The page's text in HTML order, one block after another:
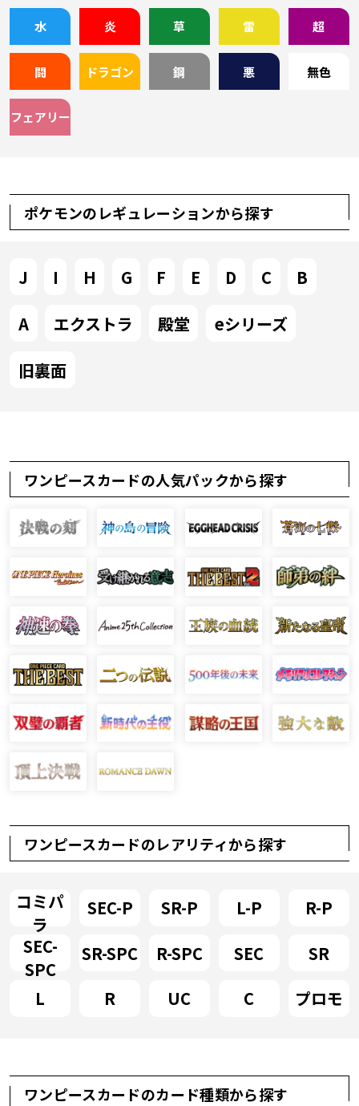
水 炎 草 雷 超
闘 ドラゴン 鋼 悪 無色
フェアリー
ポケモンのレギュレーションから探す
J I H G F E D C
B
A
エクストラ 殿堂
eシリーズ
旧裏面
ワンピースカードの人気パックから探す
ワンピースカードのレアリティから探す
コミパ
ラ
SEC-P SR-P L-P
R-P
SEC-
SPC
SR-SPC R-SPC SEC
SR
L
R UC C プロモ
ワンピースカードのカード種類から探す